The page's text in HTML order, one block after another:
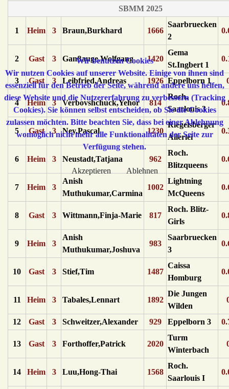
SBMM 2025
1 Heim 3 Braun,Burkhard 1666
Saarbruecken
2
2 Gast 3 Ganßauge,Wolfgang 1420
Gema
St.Ingbert 1
3 Gast 3 Leibfried,Andreas 1926 Eppelborn 1
4 Heim 3 Verbovshchuck,Yehor 814
Roch.
Saarlouis 3
5 Gast 3 Ney,Pascal 1230
Riegelsberger
Allerlei
6 Heim 3 Neustadt,Tatjana 962
Roch.
Blitzqueens
7 Heim 3
Anish
Muthukumar,Carmina
1002
Lightning
McQueens
8 Gast 3 Wittmann,Finja-Marie 817
Roch. Blitz-
Girls
9 Heim 3
Anish
Muthukumar,Joshuva
983
Saarbruecken
3
10 Gast 3 Stief,Tim 1487
Caissa
Homburg
11 Heim 3 Tabales,Lennart 1892
Die Jungen
Wilden
12 Gast 3 Schweitzer,Alexander 929 Eppelborn 3
13 Gast 3 Forthoffer,Patrick 2020
Turm
Winterbach
14 Heim 3 Luu,Hong-Thai 1568
Roch.
Saarlouis I
Wir benutzen Cookies
Wir nutzen Cookies auf unserer Website. Einige von ihnen sind
essenziell für den Betrieb der Seite, während andere uns helfen,
diese Website und die Nutzererfahrung zu verbessern (Tracking
Cookies). Sie können selbst entscheiden, ob Sie die Cookies
zulassen möchten. Bitte beachten Sie, dass bei einer Ablehnung
womöglich nicht mehr alle Funktionalitäten der Seite zur
Verfügung stehen.
Akzeptieren Ablehnen